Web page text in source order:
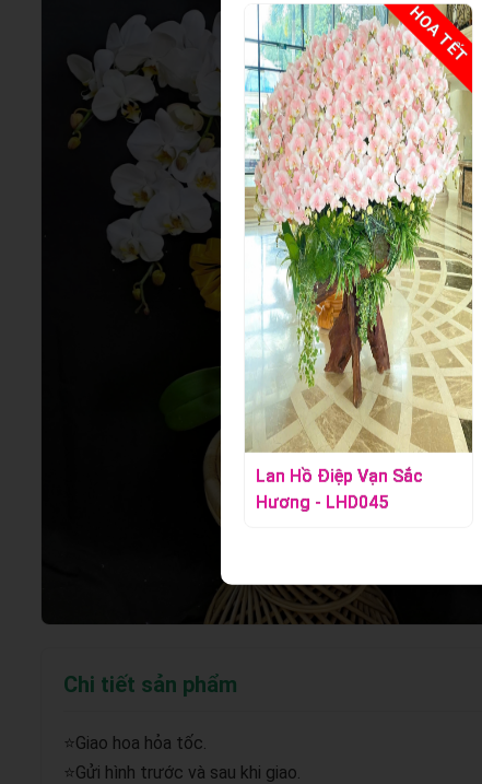
Chi tiết sản phẩm
⭐Giao hoa hỏa tốc.
⭐Gửi hình trước và sau khi giao.
HOA TẾT
Lan Hồ Điệp Vạn Sắc
Hương - LHD045
HOA TẾT